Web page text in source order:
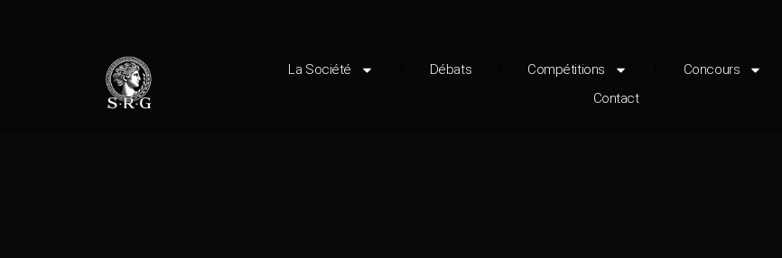
La Société Débats Compétitions Concours
Contact